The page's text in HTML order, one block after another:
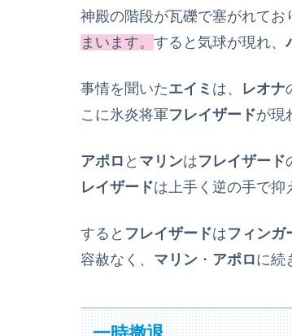
神殿の階段が瓦礫で塞がれてお
まいます。 すると気球が現れ、
事情を聞いたエイミ は、 レオナ
こに氷炎将軍フレイザードが現
アポロ と マリンはフレイザード
レイザードは上手く逆の手で抑
すると フレイザードはフィンガ
容赦なく、 マリン ・ アポロに続